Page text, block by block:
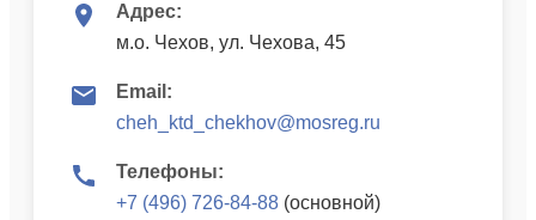
Адрес:
м.о. Чехов, ул. Чехова, 45
Email:
cheh_ktd_chekhov@mosreg.ru
Телефоны:
+7 (496) 726-84-88 (основной)